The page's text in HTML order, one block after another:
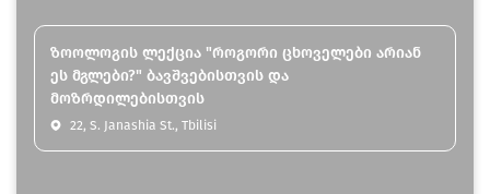
ზოოლოგის ლექცია "როგორი ცხოველები არიან
ეს მგლები?" ბავშვებისთვის და
მოზრდილებისთვის
22, S. Janashia St., Tbilisi